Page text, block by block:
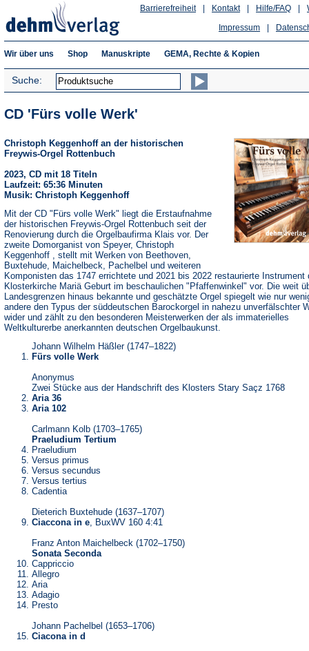
Hilfe/FAQ
Kontakt
Barrierefreiheit
Impressum
Wir über uns Shop Manuskripte GEMA, Rechte & Kopien
Suche:
CD 'Fürs volle Werk'
Christoph Keggenhoff an der historischen
Freywis-Orgel Rottenbuch
2023, CD mit 18 Titeln
Laufzeit: 65:36 Minuten
Musik: Christoph Keggenhoff
Mit der CD "Fürs volle Werk" liegt die Erstaufnahme
der historischen Freywis-Orgel Rottenbuch seit der
Renovierung durch die Orgelbaufirma Klais vor. Der
zweite Domorganist von Speyer, Christoph
Keggenhoff , stellt mit Werken von Beethoven,
Buxtehude, Maichelbeck, Pachelbel und weiteren
Komponisten das 1747 errichtete und 2021 bis 2022 restaurierte Instrument
Klosterkirche Mariä Geburt im beschaulichen "Pfaffenwinkel" vor. Die weit
Landesgrenzen hinaus bekannte und geschätzte Orgel spiegelt wie nur
andere den Typus der süddeutschen Barockorgel in nahezu unverfälschter
wider und zählt zu den besonderen Meisterwerken der als immaterielles
Weltkulturerbe anerkannten deutschen Orgelbaukunst.
Johann Wilhelm Häßler (1747–1822)
Fürs volle Werk
Anonymus
Zwei Stücke aus der Handschrift des Klosters Stary Saçz 1768
Aria 36
Aria 102
Carlmann Kolb (1703–1765)
Praeludium Tertium
Praeludium
Versus primus
Versus secundus
Versus tertius
Cadentia
Dieterich Buxtehude (1637–1707)
Ciaccona in e, BuxWV 160 4:41
Franz Anton Maichelbeck (1702–1750)
Sonata Seconda
Cappriccio
Allegro
Aria
Adagio
Presto
Johann Pachelbel (1653–1706)
Ciacona in d